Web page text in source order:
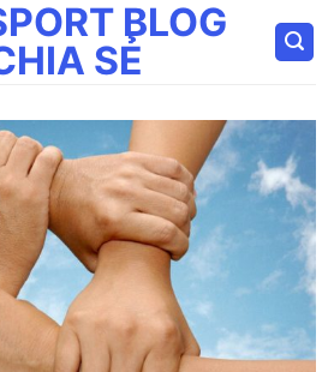
BLOG
SẺ